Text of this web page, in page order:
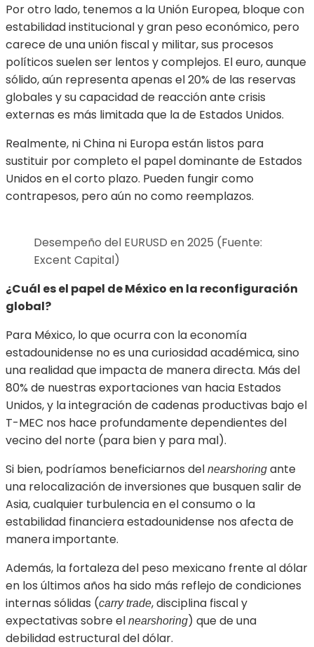
Por otro lado, tenemos a la Unión Europea, bloque con
estabilidad institucional y gran peso económico, pero
carece de una unión fiscal y militar, sus procesos
políticos suelen ser lentos y complejos. El euro, aunque
sólido, aún representa apenas el 20% de las reservas
globales y su capacidad de reacción ante crisis
externas es más limitada que la de Estados Unidos.
Realmente, ni China ni Europa están listos para
sustituir por completo el papel dominante de Estados
Unidos en el corto plazo. Pueden fungir como
contrapesos, pero aún no como reemplazos.
Desempeño del EURUSD en 2025 (Fuente:
Excent Capital)
¿Cuál es el papel de México en la reconfiguración
global?
Para México, lo que ocurra con la economía
estadounidense no es una curiosidad académica, sino
una realidad que impacta de manera directa. Más del
80% de nuestras exportaciones van hacia Estados
Unidos, y la integración de cadenas productivas bajo el
T-MEC nos hace profundamente dependientes del
vecino del norte (para bien y para mal).
Si bien, podríamos beneficiarnos del nearshoring ante
una relocalización de inversiones que busquen salir de
Asia, cualquier turbulencia en el consumo o la
estabilidad financiera estadounidense nos afecta de
manera importante.
Además, la fortaleza del peso mexicano frente al dólar
en los últimos años ha sido más reflejo de condiciones
internas sólidas (carry trade, disciplina fiscal y
expectativas sobre el nearshoring) que de una
debilidad estructural del dólar.